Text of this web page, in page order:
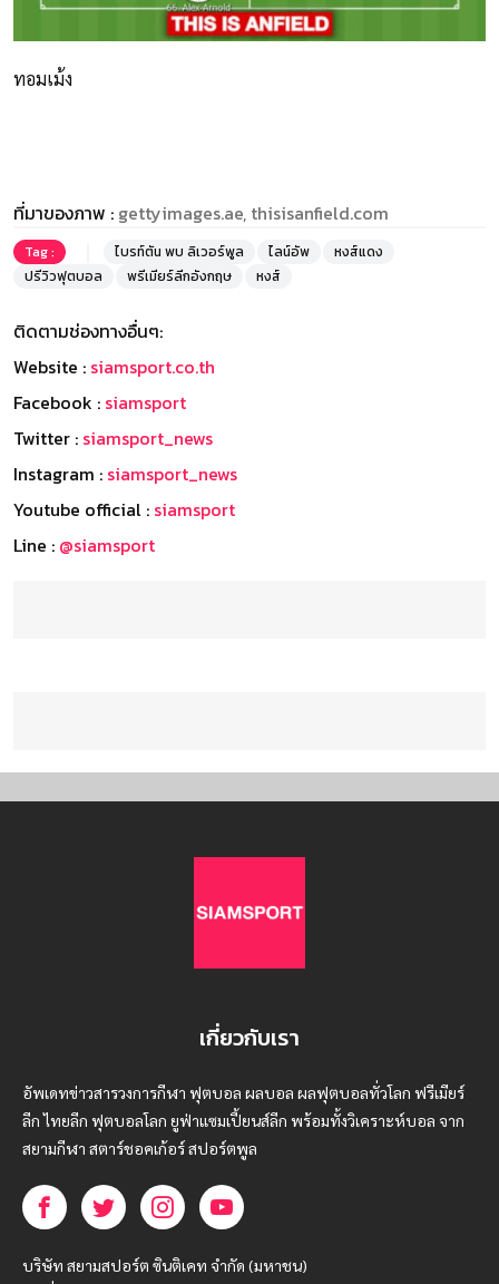
ทอมเม้ง
ที่มาของภาพ : gettyimages.ae, thisisanfield.com
Tag : ไบรท์ตัน พบ ลิเวอร์พูล ไลน์อัพ
หงส์แดง
ปรีวิวฟุตบอล
พรีเมียร์ลีกอังกฤษ หงส์
ติดตามช่องทางอื่นๆ:
Website : siamsport.co.th
Facebook : siamsport
Twitter : siamsport_news
Instagram : siamsport_news
Youtube official : siamsport
Line : @siamsport
เกี่ยวกับเรา
อัพเดทข่าวสารวงการกีฬา ฟุตบอล ผลบอล ผลฟุตบอลทั่วโลก ฟรีเมียร์
ลีก ไทยลีก ฟุตบอลโลก ยูฟ่าแซมเปี้ยนส์ลีก พร้อมทั้งวิเคราะห์บอล จาก
สยามกีฬา สตาร์ชอคเก้อร์ สปอร์ตพูล
บริษัท สยามสปอร์ต ซินติเคท จำกัด (มหาชน)